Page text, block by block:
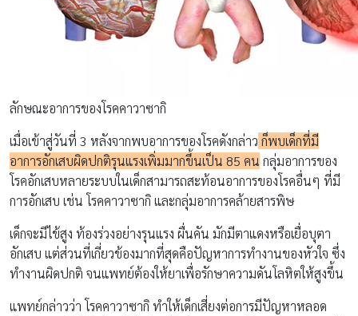
ลักษณะอาการของโรคคาวาซากิ
เมื่อเข้าสู่วันที่ 3 หลังจากพบอาการของโรคดังกล่าว ก็พบเด็กที่มี
อาการอักเสบผิดปกติรุนแรงเพิ่มมากขึ้นเป็น 85 คน กลุ่มอาการของ
โรคอักเสบหลายระบบในเด็กสามารถสะท้อนอาการของโรคอื่นๆ ที่มี
การอักเสบ เช่น โรคคาวาซากิ และกลุ่มอาการคล้ายสารพิษ
เด็กจะมีไข้สูง ท้องร่วงอย่างรุนแรง ผื่นคัน มักมีตาแดงหรือเยื่อบุตา
อักเสบ แต่ส่วนที่เกี่ยวข้องมากที่สุดคือปัญหาการทำงานของหัวใจ ซึ่ง
ทำงานผิดปกติ จนแพทย์ต้องให้ยาเพื่อรักษาความดันโลหิตให้สูงขึ้น
แพทย์กล่าวว่า โรคคาวาซากิ ทำให้เด็กเสี่ยงต่อการมีปัญหาหลอด